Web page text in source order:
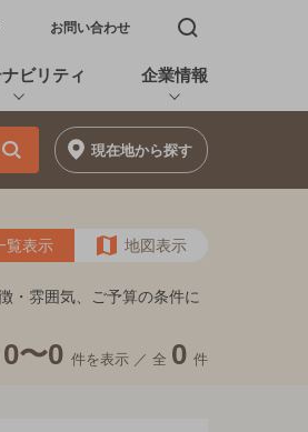
く お問い合わせ 検索窓を開く
ビリティ 企業情報
現在地から探す
覧表示 地図表示
・雰囲気、ご予算の条件に
0〜0 件を表示 ／ 全 0 件